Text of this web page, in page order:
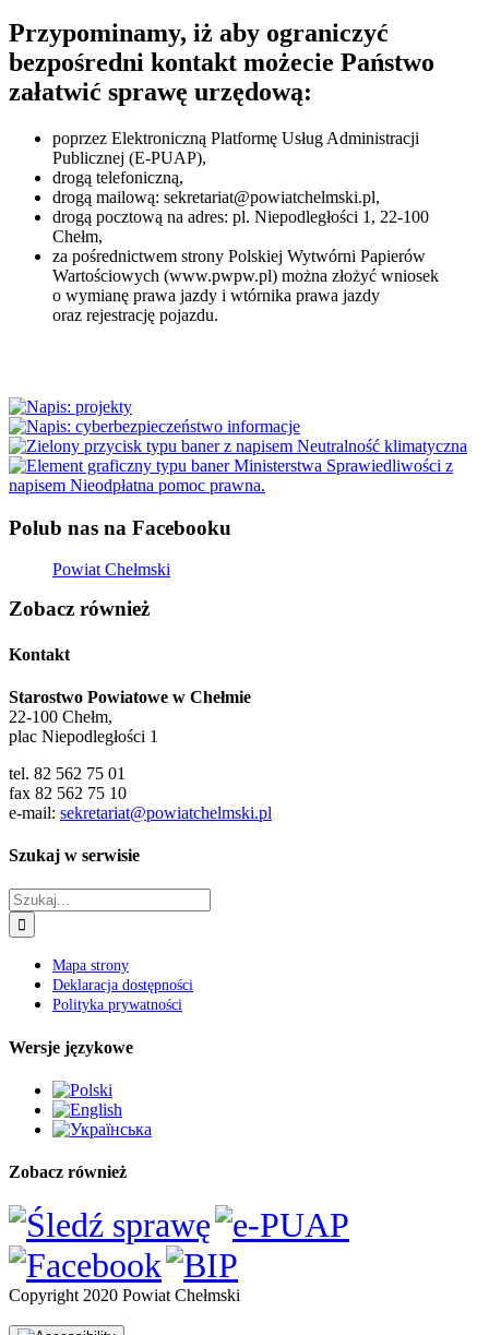
Przypominamy, iż aby ograniczyć
bezpośredni kontakt możecie Państwo
załatwić sprawę urzędową:
poprzez Elektroniczną Platformę Usług Administracji
Publicznej (E-PUAP),
drogą telefoniczną,
drogą mailową: sekretariat@powiatchelmski.pl,
drogą pocztową na adres: pl. Niepodległości 1, 22-100
Chełm,
za pośrednictwem strony Polskiej Wytwórni Papierów
Wartościowych (www.pwpw.pl) można złożyć wniosek
o wymianę prawa jazdy i wtórnika prawa jazdy
oraz rejestrację pojazdu.
Polub nas na Facebooku
Powiat Chełmski
Zobacz również
Kontakt
Starostwo Powiatowe w Chełmie
22-100 Chełm,
plac Niepodległości 1
tel. 82 562 75 01
fax 82 562 75 10
e-mail: sekretariat@powiatchelmski.pl
Szukaj w serwisie
Szukaj
Mapa strony
Deklaracja dostępności
Polityka prywatności
Wersje językowe
Zobacz również
Copyright 2020 Powiat Chełmski